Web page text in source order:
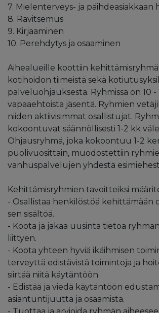
7. Mielenterveys- ja päihdeasiakkaan
8. Ravitsemus
9. Kirjaaminen
10. Perehdytys ja osaaminen
Aihealueille koottiin
kotihoidon tiimeistä sekä
palveluohjauksesta. Ryhmissä on 10 -
vapaaehtoista jäsentä. Ryhmien
niiden aktiivisimmat osallistujat.
kokoontuvat säännöllisesti 1-2 kk
Ohjausryhmä, joka kokoontuu 1-2
puolivuosittain, muodostettiin
vanhuspalvelujen yhdestä
Kehittämisryhmien tavoitteiksi
- Osallistaa henkilöstöä kehittämään
sen sisältöä.
- Koota ja jakaa uusinta tietoa
liittyen.
- Koota yhteen hyviä ikäihmisen
terveyttä edistävistä toimintoja ja
siirtää niitä käytäntöön.
- Edistää ja viedä käytäntöön
asiantuntijuutta ja osaamista.
- Tuottaa ja arvioida ryhmän